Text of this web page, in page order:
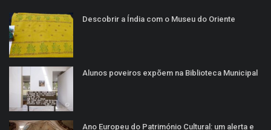
Descobrir a Índia com o Museu do Oriente
Alunos poveiros expõem na Biblioteca Municipal
Ano Europeu do Património Cultural: um alerta e